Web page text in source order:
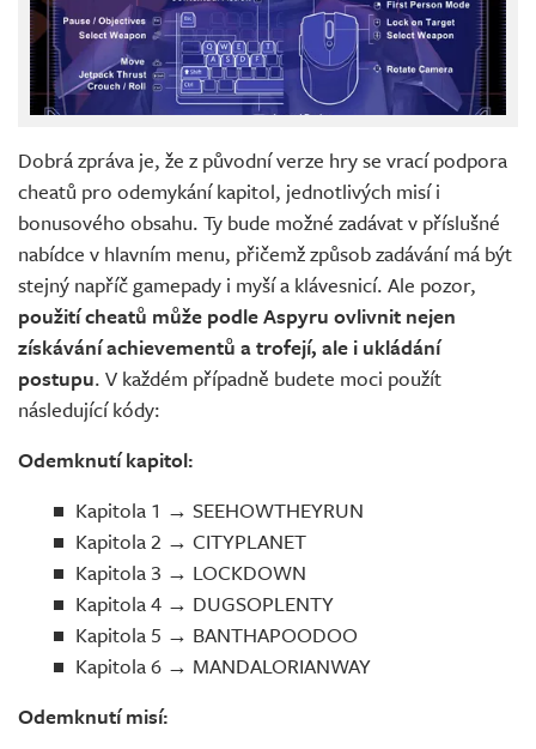
Dobrá zpráva je, že z původní verze hry se vrací podpora
cheatů pro odemykání kapitol, jednotlivých misí i
bonusového obsahu. Ty bude možné zadávat v příslušné
nabídce v hlavním menu, přičemž způsob zadávání má být
stejný napříč gamepady i myší a klávesnicí. Ale pozor,
použití cheatů může podle Aspyru ovlivnit nejen
získávání achievementů a trofejí, ale i ukládání
postupu. V každém případně budete moci použít
následující kódy:
Odemknutí kapitol:
Kapitola 1 → SEEHOWTHEYRUN
Kapitola 2 → CITYPLANET
Kapitola 3 → LOCKDOWN
Kapitola 4 → DUGSOPLENTY
Kapitola 5 → BANTHAPOODOO
Kapitola 6 → MANDALORIANWAY
Odemknutí misí: